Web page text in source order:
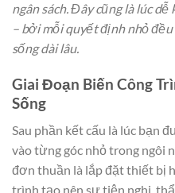
ngân sách. Đây cũng là lúc
– bởi mỗi quyết định nhỏ
sống dài lâu.
Giai Đoạn Biến Công
Sống
Sau phần kết cấu là lúc bạn
vào từng góc nhỏ trong ngôi
đơn thuần là lắp đặt thiết bị
trình tạo nên sự tiện nghi,